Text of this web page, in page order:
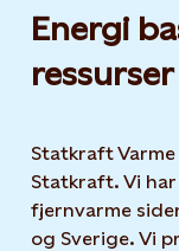
Energi
ressurser
Statkraft
Statkraft. Vi
fjernvarme
og Sverige. Vi